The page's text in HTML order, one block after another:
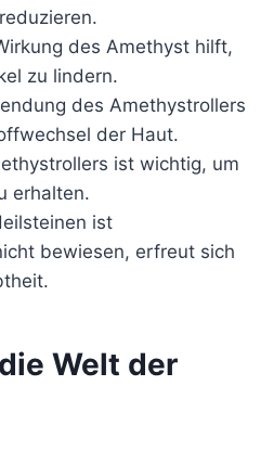
des Amethyst hilft,
zu lindern.
des Amethystrollers
der Haut.
ist wichtig, um
erhalten.
ist
bewiesen, erfreut sich
Welt der